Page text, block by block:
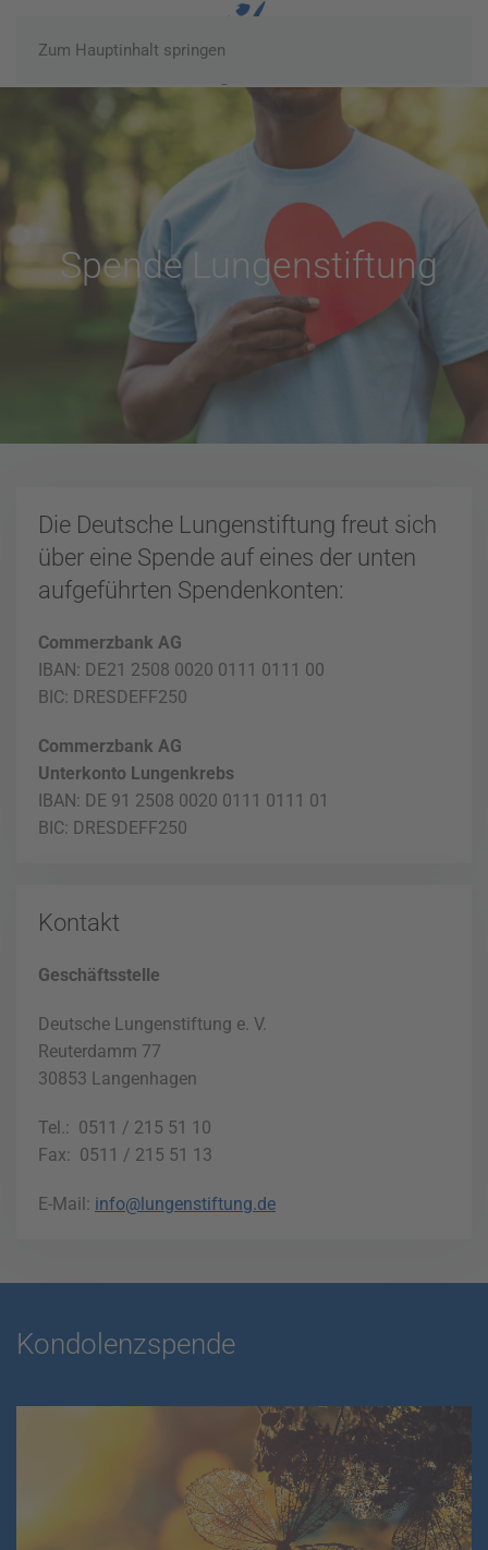
Zum Hauptinhalt springen
Spende Lungenstiftung
Die Deutsche Lungenstiftung freut sich
über eine Spende auf eines der unten
aufgeführten Spendenkonten:
Commerzbank AG
IBAN: DE21 2508 0020 0111 0111 00
BIC: DRESDEFF250
Commerzbank AG
Unterkonto Lungenkrebs
IBAN: DE 91 2508 0020 0111 0111 01
BIC: DRESDEFF250
Kontakt
Geschäftsstelle
Deutsche Lungenstiftung e. V.
Reuterdamm 77
30853 Langenhagen
Tel.: 0511 / 215 51 10
Fax: 0511 / 215 51 13
E-Mail: info@lungenstiftung.de
Kondolenzspende